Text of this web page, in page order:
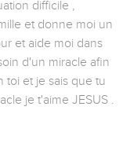
difficile ,
et donne moi un
et aide moi dans
d'un miracle afin
toi et je sais que tu
je t'aime JESUS .